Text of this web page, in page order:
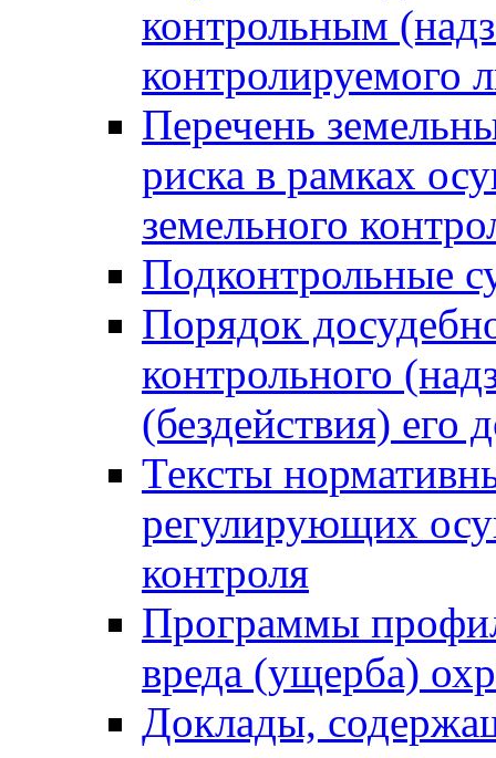
контрольным
контролируемого
Перечень
риска в рамках
земельного
Подконтрольные
Порядок
контрольного
(бездействия)
Тексты
регулирующих
контроля
Программы
вреда (ущерба)
Доклады,